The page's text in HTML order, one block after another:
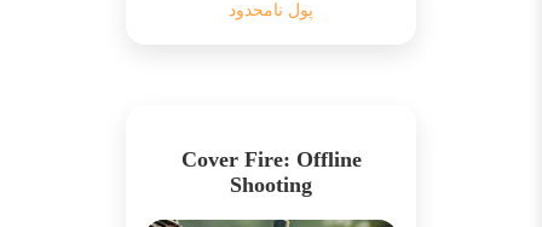
پول نامحدود
Cover Fire: Offline
Shooting